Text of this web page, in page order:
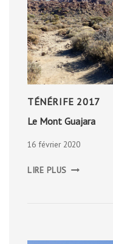
TÉNÉRIFE 2017
Le Mont Guajara
16 février 2020
LIRE PLUS MONT